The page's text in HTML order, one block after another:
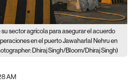
su sector agrícola para asegurar el acuerdo
en el puerto Jawaharlal Nehru en
Dhiraj Singh/Bloom/Dhiraj Singh)
AM